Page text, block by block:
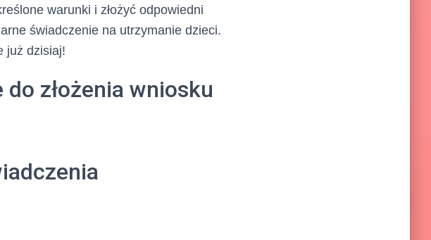
warunki i złożyć odpowiedni
świadczenie na utrzymanie dzieci.
już dzisiaj!
złożenia wniosku